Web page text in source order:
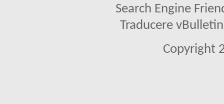
Search Engine
Traducere
Copyright